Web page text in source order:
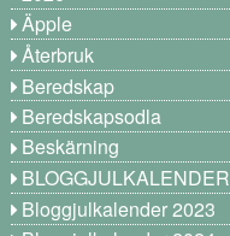
Äpple
Återbruk
Beredskap
Beredskapsodla
Beskärning
BLOGGJULKALENDER
Bloggjulkalender 2023